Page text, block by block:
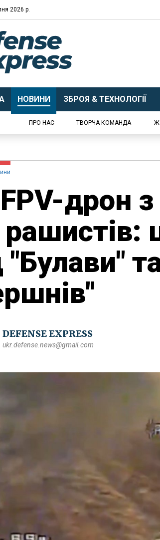
2026 р.
НОВИНИ ЗБРОЯ & ТЕХНОЛОГІЇ
ПРО НАС ТВОРЧА КОМАНДА
дрон
рашистів:
"Булави"
DEFENSE EXPRESS
ukr.defense.news@gmail.com